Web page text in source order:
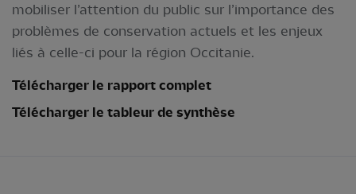
mobiliser l’attention du public sur l’importance des
problèmes de conservation actuels et les enjeux
liés à celle-ci pour la région Occitanie.
Télécharger le rapport complet
Télécharger le tableur de synthèse